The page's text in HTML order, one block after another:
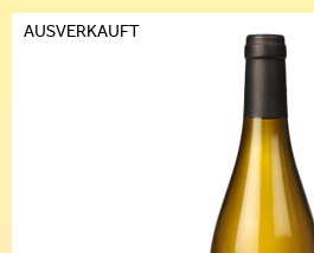
AUSVERKAUFT